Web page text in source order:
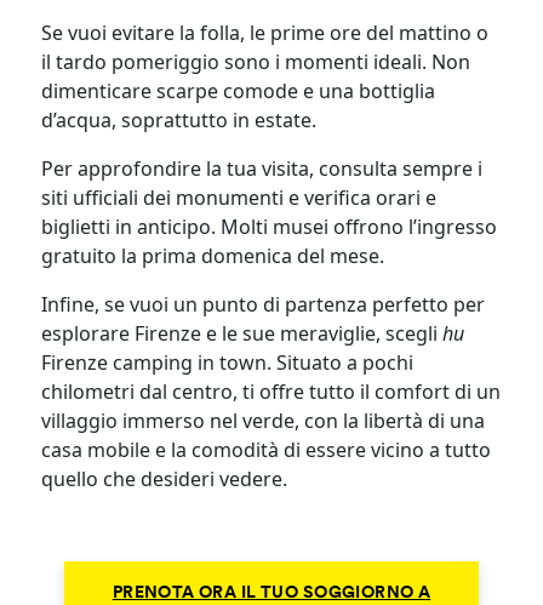
Se vuoi evitare la folla, le prime ore del mattino o
il tardo pomeriggio sono i momenti ideali. Non
dimenticare scarpe comode e una bottiglia
d’acqua, soprattutto in estate.
Per approfondire la tua visita, consulta sempre i
siti ufficiali dei monumenti e verifica orari e
biglietti in anticipo. Molti musei offrono l’ingresso
gratuito la prima domenica del mese.
Infine, se vuoi un punto di partenza perfetto per
esplorare Firenze e le sue meraviglie, sceglihu
Firenze camping in town. Situato a pochi
chilometri dal centro, ti offre tutto il comfort di un
villaggio immerso nel verde, con la libertà di una
casa mobile e la comodità di essere vicino a tutto
quello che desideri vedere.
PRENOTA ORA IL TUO SOGGIORNO A